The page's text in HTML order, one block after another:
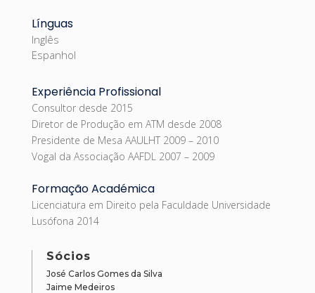
Línguas
Inglês
Espanhol
Experiência Profissional
Consultor desde 2015
Diretor de Produção em ATM desde 2008
Presidente de Mesa AAULHT 2009 – 2010
Vogal da Associação AAFDL 2007 – 2009
Formação Académica
Licenciatura em Direito pela Faculdade Universidade
Lusófona 2014
Sócios
José Carlos Gomes da Silva
Jaime Medeiros